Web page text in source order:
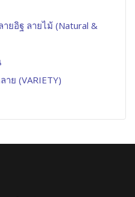
ายอิฐ ลายไม้ (Natural &
ย (VARIETY)